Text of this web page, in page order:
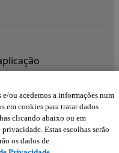
e/ou acedemos a informações num
em cookies para tratar dados
clicando abaixo ou em
Estas escolhas serão
os dados de